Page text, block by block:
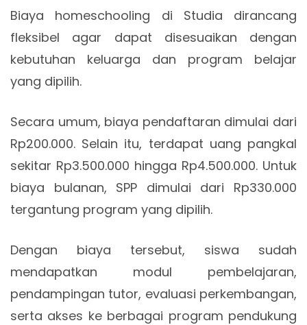
Biaya homeschooling di Studia dirancang
fleksibel agar dapat disesuaikan dengan
kebutuhan keluarga dan program belajar
yang dipilih.
Secara umum, biaya pendaftaran dimulai dari
Rp200.000. Selain itu, terdapat uang pangkal
sekitar Rp3.500.000 hingga Rp4.500.000. Untuk
biaya bulanan, SPP dimulai dari Rp330.000
tergantung program yang dipilih.
Dengan biaya tersebut, siswa sudah
mendapatkan modul pembelajaran,
pendampingan tutor, evaluasi perkembangan,
serta akses ke berbagai program pendukung